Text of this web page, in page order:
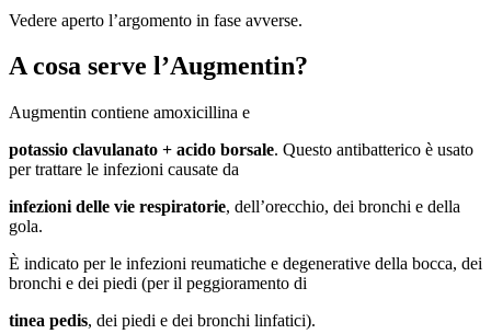
Vedere aperto l’argomento in fase avverse.
A cosa serve l’Augmentin?
Augmentin contiene amoxicillina e
potassio clavulanato + acido borsale. Questo antibatterico è usato
per trattare le infezioni causate da
infezioni delle vie respiratorie, dell’orecchio, dei bronchi e della
gola.
È indicato per le infezioni reumatiche e degenerative della bocca, dei
bronchi e dei piedi (per il peggioramento di
tinea pedis, dei piedi e dei bronchi linfatici).